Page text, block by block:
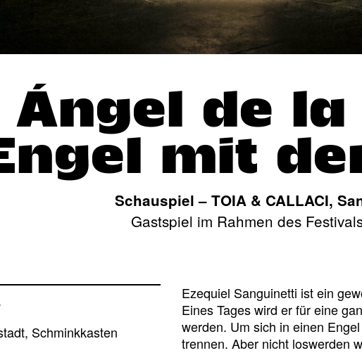
Ángel de
mit
Schauspiel – TOIA & CALLACI,
Gastspiel im Rahmen des
Ezequiel Sanguinetti ist ein
Eines Tages wird er für eine
werden. Um sich in einen
trennen. Aber nicht loswerden
Schminkkasten